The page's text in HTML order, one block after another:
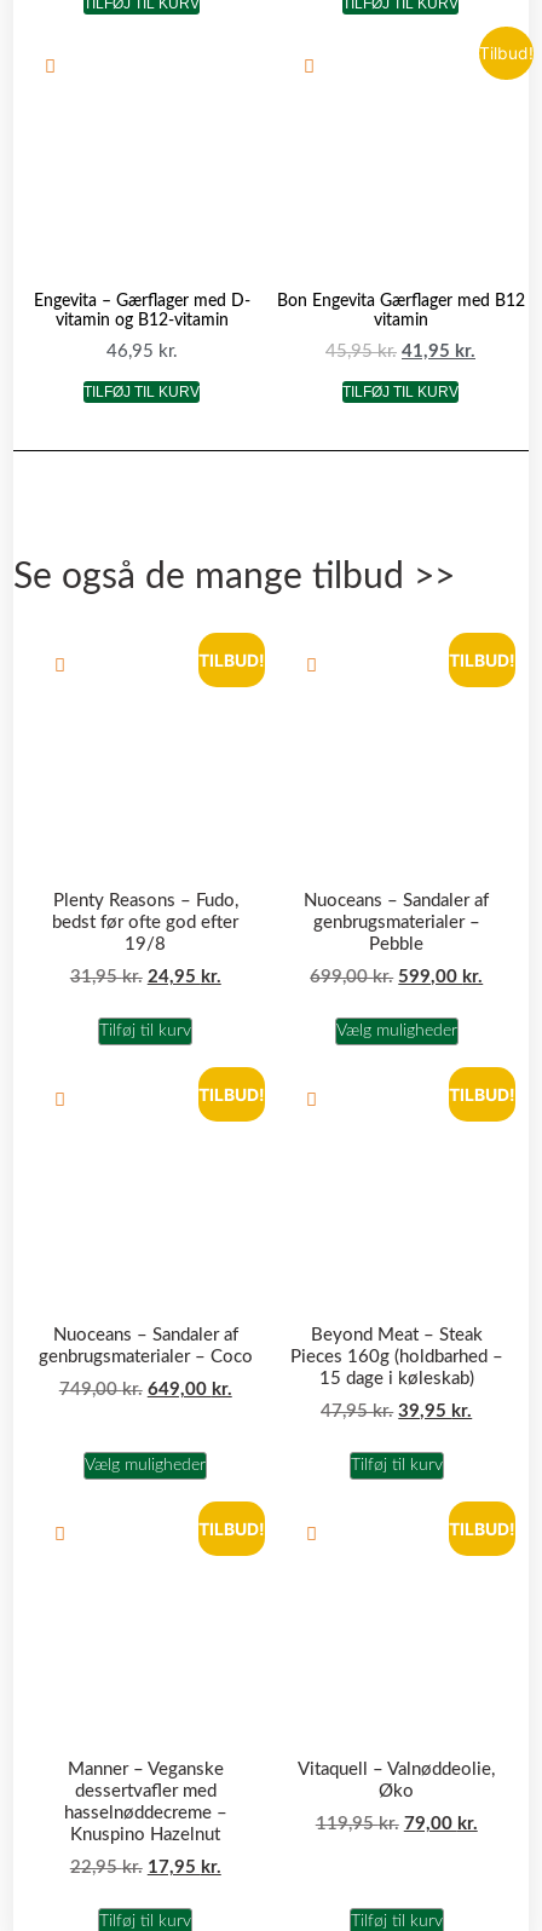
TILFØJ TIL KURV TILFØJ TIL KURV
Engevita – Gærflager med D-
vitamin og B12-vitamin
46,95 kr.
TILFØJ TIL KURV
Tilbud!
Bon Engevita Gærflager med B12
vitamin
45,95kr. 41,95 kr.
TILFØJ TIL KURV
Se også de mange tilbud >>
TILBUD!
Plenty Reasons – Fudo,
bedst før ofte god efter
19/8
31,95kr. 24,95 kr.
Tilføj til kurv
TILBUD!
Nuoceans – Sandaler af
genbrugsmaterialer –
Pebble
699,00kr. 599,00 kr.
Vælg muligheder
TILBUD!
Nuoceans – Sandaler af
genbrugsmaterialer – Coco
749,00kr. 649,00 kr.
Vælg muligheder
TILBUD!
Beyond Meat – Steak
Pieces 160g (holdbarhed –
15 dage i køleskab)
47,95kr. 39,95 kr.
Tilføj til kurv
TILBUD!
Manner – Veganske
dessertvafler med
hasselnøddecreme –
Knuspino Hazelnut
22,95kr. 17,95 kr.
Tilføj til kurv
TILBUD!
Vitaquell – Valnøddeolie,
Øko
119,95kr. 79,00 kr.
Tilføj til kurv